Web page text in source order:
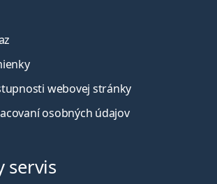
webovej stránky
osobných údajov
servis